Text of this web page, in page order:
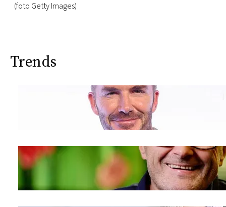
(foto Getty Images)
Trends